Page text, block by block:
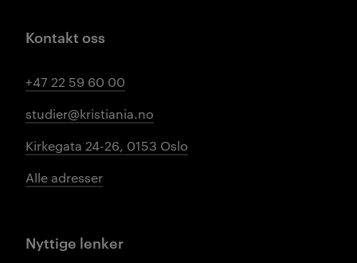
Kontakt oss
+47 22 59 60 00
studier@kristiania.no
Kirkegata 24-26, 0153 Oslo
Alle adresser
Nyttige lenker